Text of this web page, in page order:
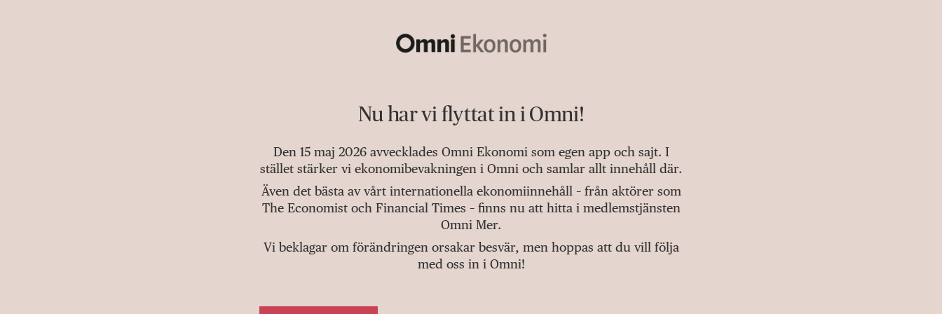
Nu har vi flyttat in i Omni!
Den 15 maj 2026 avvecklades Omni Ekonomi som egen app och sajt. I
stället stärker vi ekonomibevakningen i Omni och samlar allt innehåll där.
Även det bästa av vårt internationella ekonomiinnehåll – från aktörer som
The Economist och Financial Times – finns nu att hitta i medlemstjänsten
Omni Mer.
Vi beklagar om förändringen orsakar besvär, men hoppas att du vill följa
med oss in i Omni!